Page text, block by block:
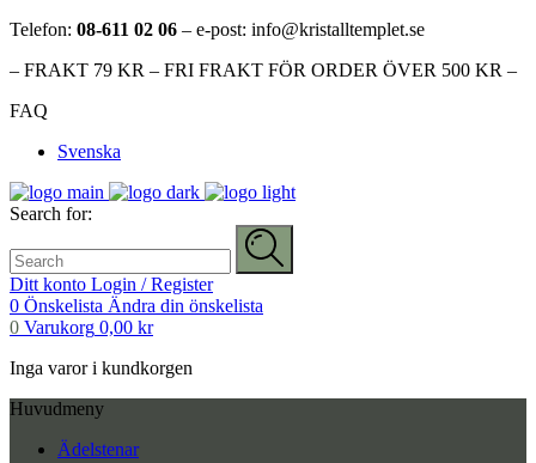
Telefon: 08-611 02 06 – e-post: info@kristalltemplet.se
– FRAKT 79 KR – FRI FRAKT FÖR ORDER ÖVER 500 KR –
FAQ
Svenska
Search for:
Ditt konto Login / Register
0 Önskelista Ändra din önskelista
0 Varukorg 0,00 kr
Inga varor i kundkorgen
Huvudmeny
Ädelstenar